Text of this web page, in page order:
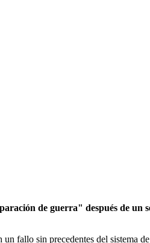
de guerra" después de
fallo sin precedentes del sistema